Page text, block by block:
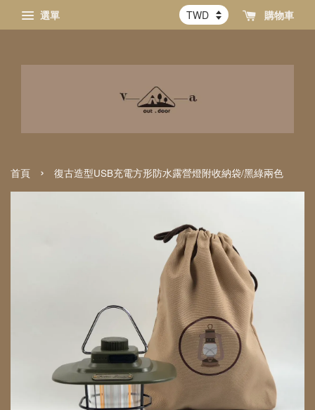
選單 購物車
首頁 › 復古造型USB充電方形防水露營燈附收納袋/黑綠兩色